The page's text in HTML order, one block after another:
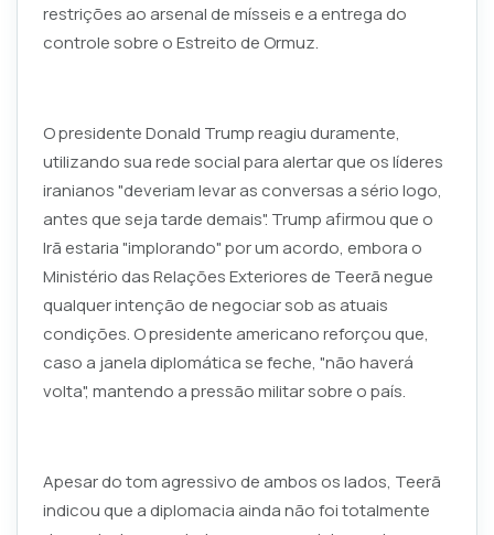
restrições ao arsenal de mísseis e a entrega do
controle sobre o Estreito de Ormuz.
O presidente Donald Trump reagiu duramente,
utilizando sua rede social para alertar que os líderes
iranianos "deveriam levar as conversas a sério logo,
antes que seja tarde demais". Trump afirmou que o
Irã estaria "implorando" por um acordo, embora o
Ministério das Relações Exteriores de Teerã negue
qualquer intenção de negociar sob as atuais
condições. O presidente americano reforçou que,
caso a janela diplomática se feche, "não haverá
volta", mantendo a pressão militar sobre o país.
Apesar do tom agressivo de ambos os lados, Teerã
indicou que a diplomacia ainda não foi totalmente